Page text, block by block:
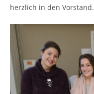
herzlich in den Vorstand.